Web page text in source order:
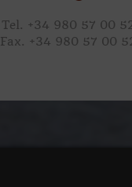
Tel. +34 980 57 00
Fax. +34 980 57 00